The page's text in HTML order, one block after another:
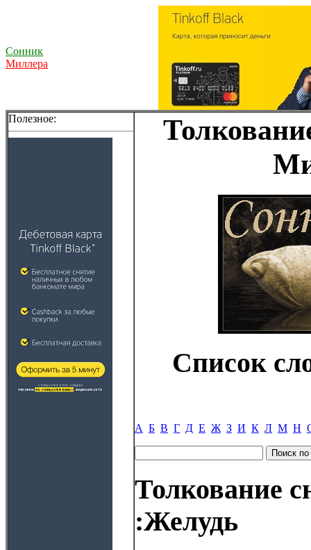
Сонник
Миллера
Полезное:
Список
А Б В Г Д Е Ж З И К Л М Н
Толкование
:Желудь